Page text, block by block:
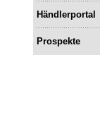
Händlerportal
Prospekte